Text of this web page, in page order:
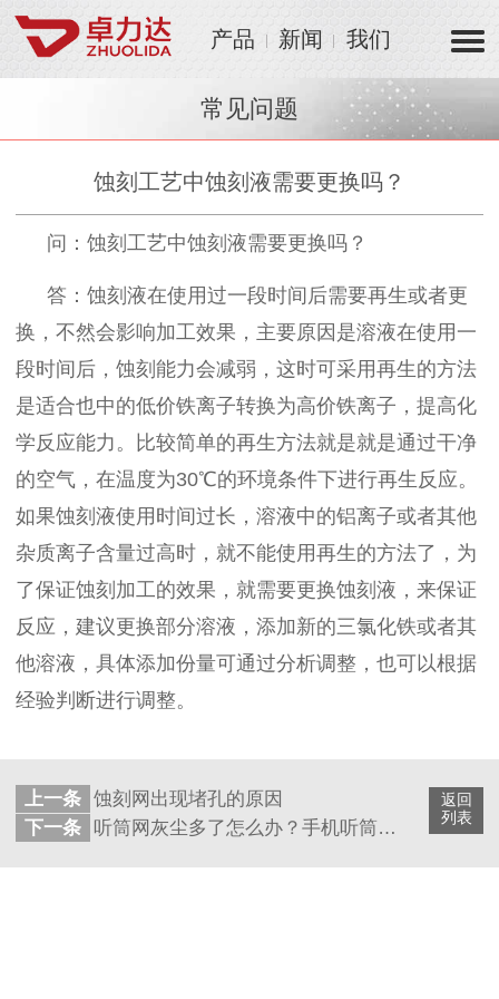
产品 新闻 我们
常见问题
蚀刻工艺中蚀刻液需要更换吗？
问：蚀刻工艺中蚀刻液需要更换吗？
答：蚀刻液在使用过一段时间后需要再生或者更
换，不然会影响加工效果，主要原因是溶液在使用一
段时间后，蚀刻能力会减弱，这时可采用再生的方法
是适合也中的低价铁离子转换为高价铁离子，提高化
学反应能力。比较简单的再生方法就是就是通过干净
的空气，在温度为30℃的环境条件下进行再生反应。
如果蚀刻液使用时间过长，溶液中的铝离子或者其他
杂质离子含量过高时，就不能使用再生的方法了，为
了保证蚀刻加工的效果，就需要更换蚀刻液，来保证
反应，建议更换部分溶液，添加新的三氯化铁或者其
他溶液，具体添加份量可通过分析调整，也可以根据
经验判断进行调整。
返回
列表
上一条 蚀刻网出现堵孔的原因
下一条
听筒网灰尘多了怎么办？手机听筒网原来可以这样清理！